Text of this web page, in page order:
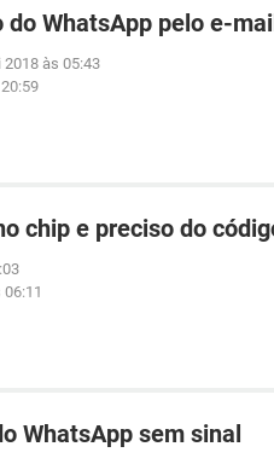
do WhatsApp pelo e-
2018 às 05:43
chip e preciso do
WhatsApp sem sinal